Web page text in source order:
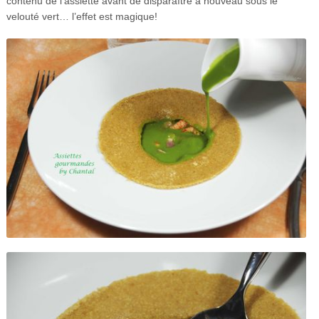
velouté vert… l’effet est magique!